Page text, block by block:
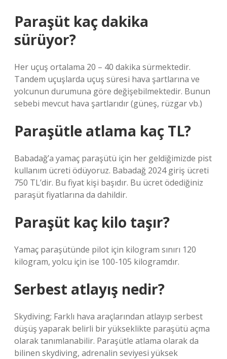
Paraşüt kaç dakika
sürüyor?
Her uçuş ortalama 20 – 40 dakika sürmektedir.
Tandem uçuşlarda uçuş süresi hava şartlarına ve
yolcunun durumuna göre değişebilmektedir. Bunun
sebebi mevcut hava şartlarıdır (güneş, rüzgar vb.)
Paraşütle atlama kaç TL?
Babadağ’a yamaç paraşütü için her geldiğimizde pist
kullanım ücreti ödüyoruz. Babadağ 2024 giriş ücreti
750 TL’dir. Bu fiyat kişi başıdır. Bu ücret ödediğiniz
paraşüt fiyatlarına da dahildir.
Paraşüt kaç kilo taşır?
Yamaç paraşütünde pilot için kilogram sınırı 120
kilogram, yolcu için ise 100-105 kilogramdır.
Serbest atlayış nedir?
Skydiving; Farklı hava araçlarından atlayıp serbest
düşüş yaparak belirli bir yükseklikte paraşütü açma
olarak tanımlanabilir. Paraşütle atlama olarak da
bilinen skydiving, adrenalin seviyesi yüksek